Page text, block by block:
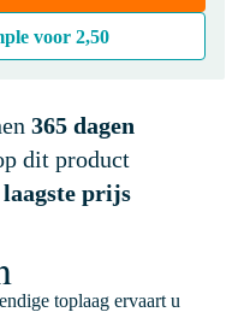
voor 2,50
365 dagen
dit product
laagste prijs
toplaag ervaart u